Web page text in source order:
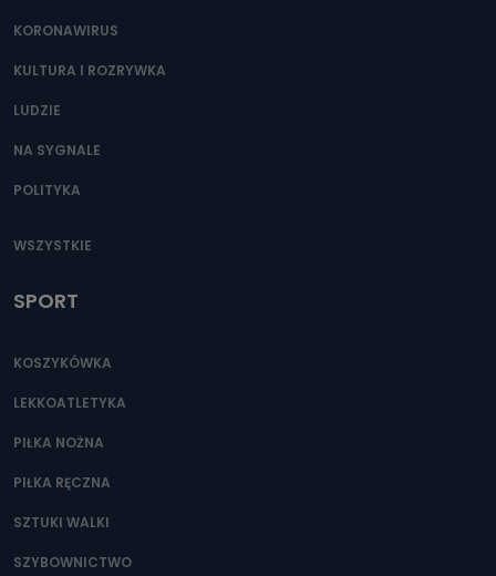
KORONAWIRUS
KULTURA I ROZRYWKA
LUDZIE
NA SYGNALE
POLITYKA
WSZYSTKIE
SPORT
KOSZYKÓWKA
LEKKOATLETYKA
PIŁKA NOŻNA
PIŁKA RĘCZNA
SZTUKI WALKI
SZYBOWNICTWO